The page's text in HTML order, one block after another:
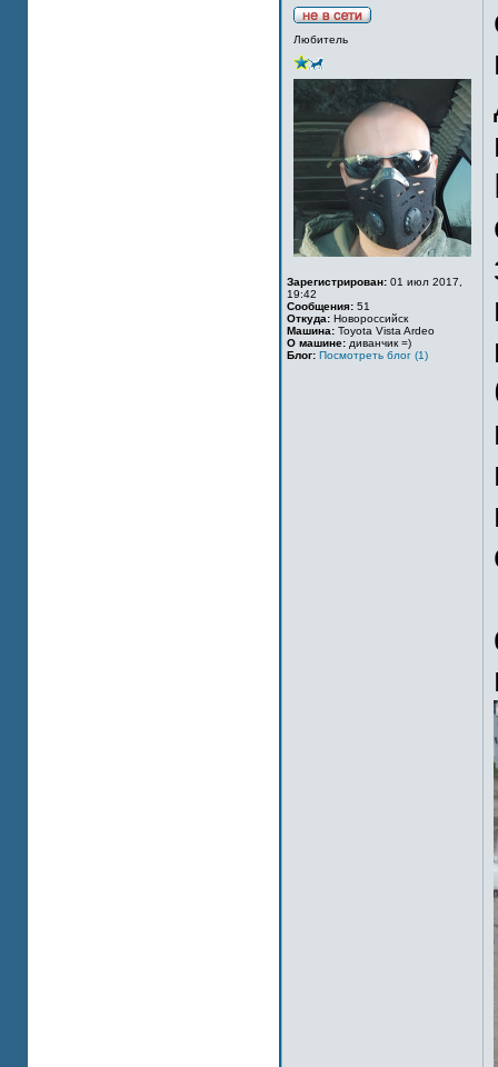
Любитель
Зарегистрирован: 01 июл 2017,
19:42
Сообщения: 51
Откуда: Новороссийск
Машина: Toyota Vista Ardeo
О машине: диванчик =)
Блог: Посмотреть блог (1)